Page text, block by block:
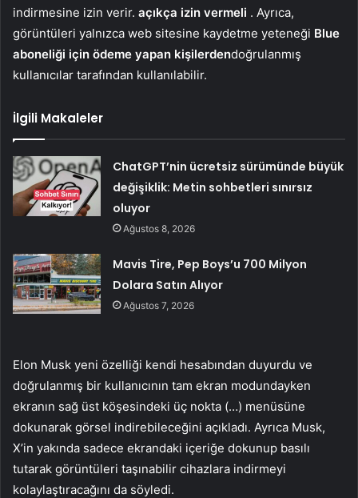
indirmesine izin verir. açıkça izin vermeli . Ayrıca,
görüntüleri yalnızca web sitesine kaydetme yeteneği Blue
aboneliği için ödeme yapan kişilerdendoğrulanmış
kullanıcılar tarafından kullanılabilir.
İlgili Makaleler
ChatGPT’nin ücretsiz sürümünde büyük
değişiklik: Metin sohbetleri sınırsız
oluyor
Ağustos 8, 2026
Mavis Tire, Pep Boys’u 700 Milyon
Dolara Satın Alıyor
Ağustos 7, 2026
Elon Musk yeni özelliği kendi hesabından duyurdu ve
doğrulanmış bir kullanıcının tam ekran modundayken
ekranın sağ üst köşesindeki üç nokta (…) menüsüne
dokunarak görsel indirebileceğini açıkladı. Ayrıca Musk,
X’in yakında sadece ekrandaki içeriğe dokunup basılı
tutarak görüntüleri taşınabilir cihazlara indirmeyi
kolaylaştıracağını da söyledi.